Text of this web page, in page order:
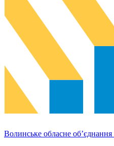
Волинське обласне об’єднання